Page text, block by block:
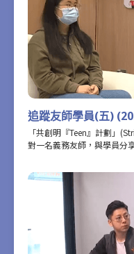
追蹤友師學員(五)
「共創明『Teen』計劃」
對一名義務友師，與學員分
變，攝製隊近距離追蹤了
了就讀中三的余曉紅，以及
來的相處片段，見證「共創
學員開闊眼界、增強自信、